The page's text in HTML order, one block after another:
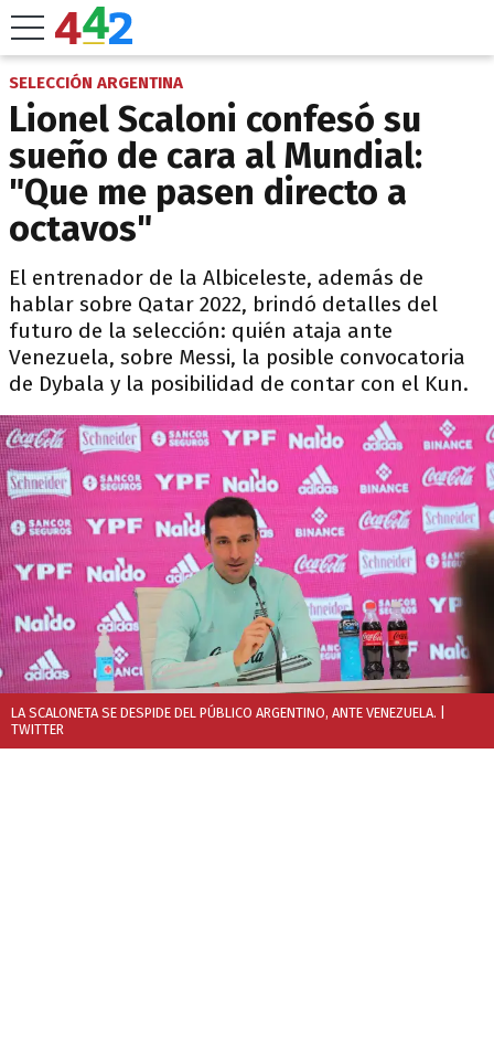
SELECCIÓN ARGENTINA
Lionel Scaloni confesó su
sueño de cara al Mundial:
"Que me pasen directo a
octavos"
El entrenador de la Albiceleste, además de
hablar sobre Qatar 2022, brindó detalles del
futuro de la selección: quién ataja ante
Venezuela, sobre Messi, la posible convocatoria
de Dybala y la posibilidad de contar con el Kun.
LA SCALONETA SE DESPIDE DEL PÚBLICO ARGENTINO, ANTE VENEZUELA.
TWITTER